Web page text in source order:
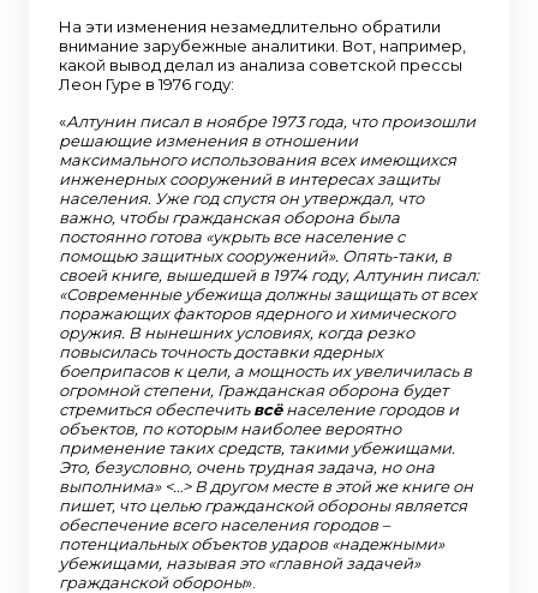
На эти изменения незамедлительно обратили
внимание зарубежные аналитики. Вот, например,
какой вывод делал из анализа советской прессы
Леон Гуре в 1976 году:
«Алтунин писал в ноябре 1973 года, что произошли
решающие изменения в отношении
максимального использования всех имеющихся
инженерных сооружений в интересах защиты
населения. Уже год спустя он утверждал, что
важно, чтобы гражданская оборона была
постоянно готова «укрыть все население с
помощью защитных сооружений». Опять-таки, в
своей книге, вышедшей в 1974 году, Алтунин писал:
«Современные убежища должны защищать от всех
поражающих факторов ядерного и химического
оружия. В нынешних условиях, когда резко
повысилась точность доставки ядерных
боеприпасов к цели, а мощность их увеличилась в
огромной степени, Гражданская оборона будет
стремиться обеспечитьвсёнаселение городов и
объектов, по которым наиболее вероятно
применение таких средств, такими убежищами.
Это, безусловно, очень трудная задача, но она
выполнима» <…> В другом месте в этой же книге он
пишет, что целью гражданской обороны является
обеспечение всего населения городов –
потенциальных объектов ударов «надежными»
убежищами, называя это «главной задачей»
гражданской обороны».